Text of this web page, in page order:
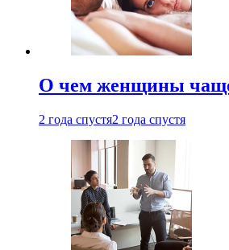
О чем женщины чаще
2 года спустя2 года спустя